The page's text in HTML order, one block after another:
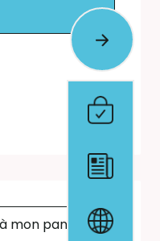
mon panier